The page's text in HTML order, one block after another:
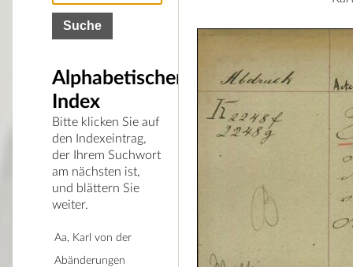
Alphabetischer
Index
Bitte klicken Sie auf
den Indexeintrag,
der Ihrem Suchwort
am nächsten ist,
und blättern Sie
weiter.
Aa, Karl von der
Abänderungen